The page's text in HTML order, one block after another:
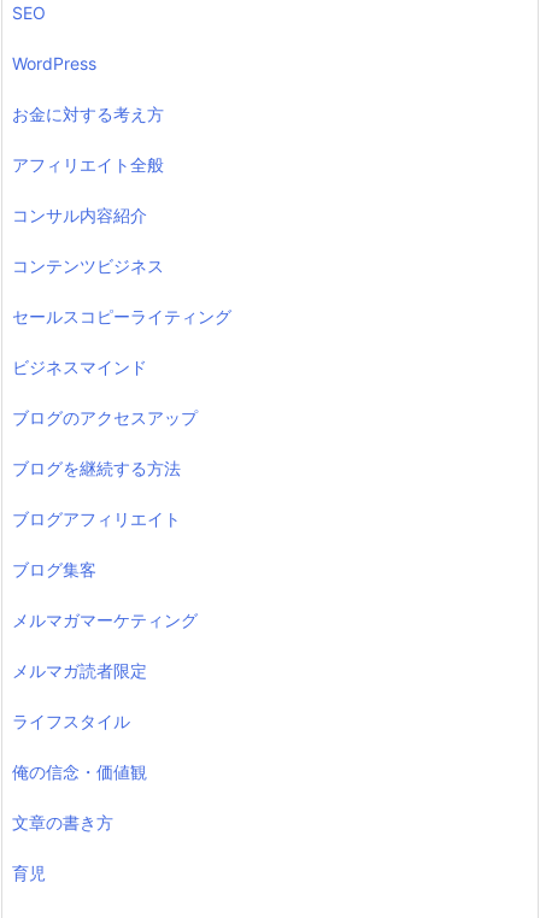
SEO
WordPress
お金に対する考え方
アフィリエイト全般
コンサル内容紹介
コンテンツビジネス
セールスコピーライティング
ビジネスマインド
ブログのアクセスアップ
ブログを継続する方法
ブログアフィリエイト
ブログ集客
メルマガマーケティング
メルマガ読者限定
ライフスタイル
俺の信念・価値観
文章の書き方
育児